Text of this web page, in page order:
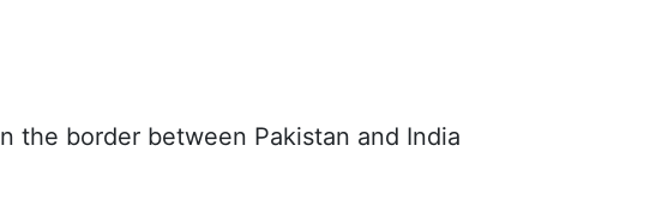
the border between Pakistan and India